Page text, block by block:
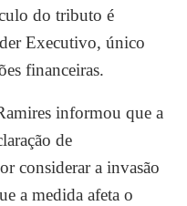
do tributo é
Executivo, único
financeiras.
informou que a
de
considerar a invasão
a medida afeta o